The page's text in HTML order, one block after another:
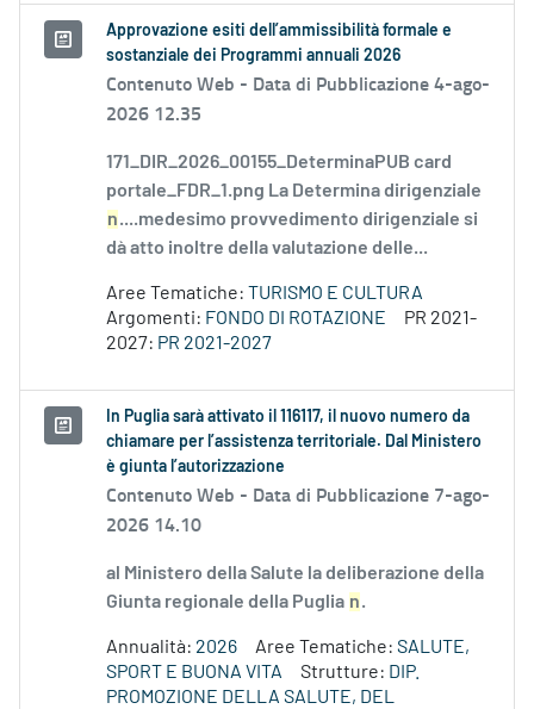
Approvazione esiti dell’ammissibilità formale e
sostanziale dei Programmi annuali 2026
Contenuto Web - Data di Pubblicazione 4-ago-
2026 12.35
171_DIR_2026_00155_DeterminaPUB card
portale_FDR_1.png La Determina dirigenziale
n....medesimo provvedimento dirigenziale si
dà atto inoltre della valutazione delle...
Aree Tematiche: TURISMO E CULTURA
Argomenti: FONDO DI ROTAZIONE
PR 2021-
2027: PR 2021-2027
In Puglia sarà attivato il 116117, il nuovo numero da
chiamare per l’assistenza territoriale. Dal Ministero
è giunta l’autorizzazione
Contenuto Web - Data di Pubblicazione 7-ago-
2026 14.10
al Ministero della Salute la deliberazione della
Giunta regionale della Puglia n.
Annualità: 2026 Aree Tematiche: SALUTE,
SPORT E BUONA VITA
Strutture: DIP.
PROMOZIONE DELLA SALUTE, DEL